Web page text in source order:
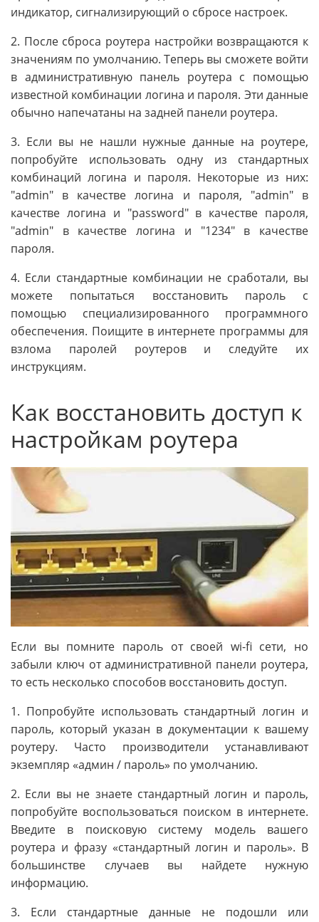
индикатор, сигнализирующий о сбросе настроек.
2. После сброса роутера настройки возвращаются к
значениям по умолчанию. Теперь вы сможете войти
в административную панель роутера с помощью
известной комбинации логина и пароля. Эти данные
обычно напечатаны на задней панели роутера.
3. Если вы не нашли нужные данные на роутере,
попробуйте использовать одну из стандартных
комбинаций логина и пароля. Некоторые из них:
"admin" в качестве логина и пароля, "admin" в
качестве логина и "password" в качестве пароля,
"admin" в качестве логина и "1234" в качестве
пароля.
4. Если стандартные комбинации не сработали, вы
можете попытаться восстановить пароль с
помощью специализированного программного
обеспечения. Поищите в интернете программы для
взлома паролей роутеров и следуйте их
инструкциям.
Как восстановить доступ к
настройкам роутера
Если вы помните пароль от своей wi-fi сети, но
забыли ключ от административной панели роутера,
то есть несколько способов восстановить доступ.
1. Попробуйте использовать стандартный логин и
пароль, который указан в документации к вашему
роутеру. Часто производители устанавливают
экземпляр «админ / пароль» по умолчанию.
2. Если вы не знаете стандартный логин и пароль,
попробуйте воспользоваться поиском в интернете.
Введите в поисковую систему модель вашего
роутера и фразу «стандартный логин и пароль». В
большинстве случаев вы найдете нужную
информацию.
3. Если стандартные данные не подошли или